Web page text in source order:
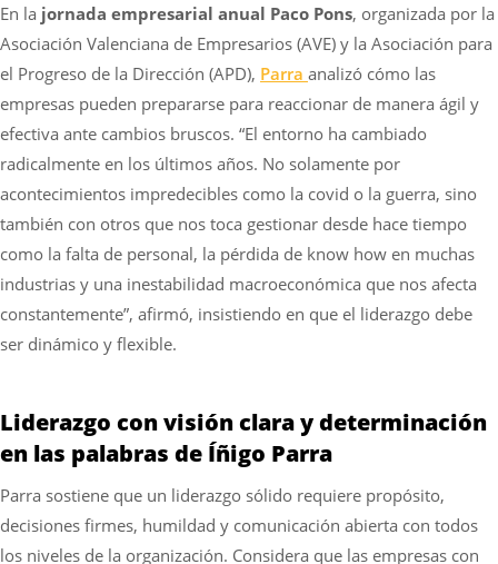
En la jornada empresarial anual Paco Pons, organizada por la
Asociación Valenciana de Empresarios (AVE) y la Asociación para
el Progreso de la Dirección (APD), Parra analizó cómo las
empresas pueden prepararse para reaccionar de manera ágil y
efectiva ante cambios bruscos. “El entorno ha cambiado
radicalmente en los últimos años. No solamente por
acontecimientos impredecibles como la covid o la guerra, sino
también con otros que nos toca gestionar desde hace tiempo
como la falta de personal, la pérdida de know how en muchas
industrias y una inestabilidad macroeconómica que nos afecta
constantemente”, afirmó, insistiendo en que el liderazgo debe
ser dinámico y flexible.
Liderazgo con visión clara y determinación
en las palabras de Íñigo Parra
Parra sostiene que un liderazgo sólido requiere propósito,
decisiones firmes, humildad y comunicación abierta con todos
los niveles de la organización. Considera que las empresas con